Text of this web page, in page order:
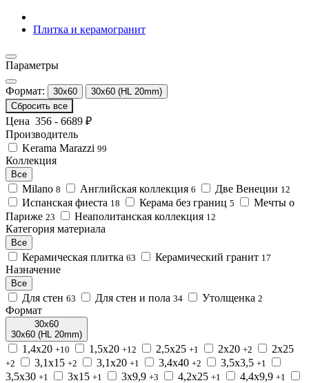
Плитка и керамогранит
Параметры
Формат: 30x60
30x60 (HL 20mm)
Сбросить все
Цена 356 - 6689 ₽
Производитель
Kerama Marazzi 99
Коллекция
Все
Milano 8 Английская коллекция 6 Две Венеции 12
Испанская фиеста 18 Керама без границ 5
Мечты о
Париже 23 Неаполитанская коллекция 12
Категория материала
Все
Керамическая плитка 63 Керамический гранит 17
Назначение
Все
Для стен 63 Для стен и пола 34 Утолщенка 2
Формат
30x60
30x60 (HL 20mm)
1,4x20 +10 1,5x20 +12 2,5x25 +1 2x20 +2 2x25
+2 3,1x15 +2 3,1x20 +1 3,4x40 +2 3,5x3,5 +1
3,5x30 +1 3x15 +1 3x9,9 +3 4,2x25 +1 4,4x9,9 +1